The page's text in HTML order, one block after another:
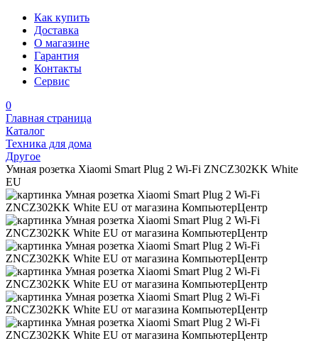
Как купить
Доставка
О магазине
Гарантия
Контакты
Сервис
0
Главная страница
Каталог
Техника для дома
Другое
Умная розетка Xiaomi Smart Plug 2 Wi-Fi ZNCZ302KK White
EU